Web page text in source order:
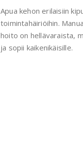
Apua kehon erilaisiin
toimintahäiriöihin.
hoito on hellävaraista,
ja sopii kaikenikäisille.